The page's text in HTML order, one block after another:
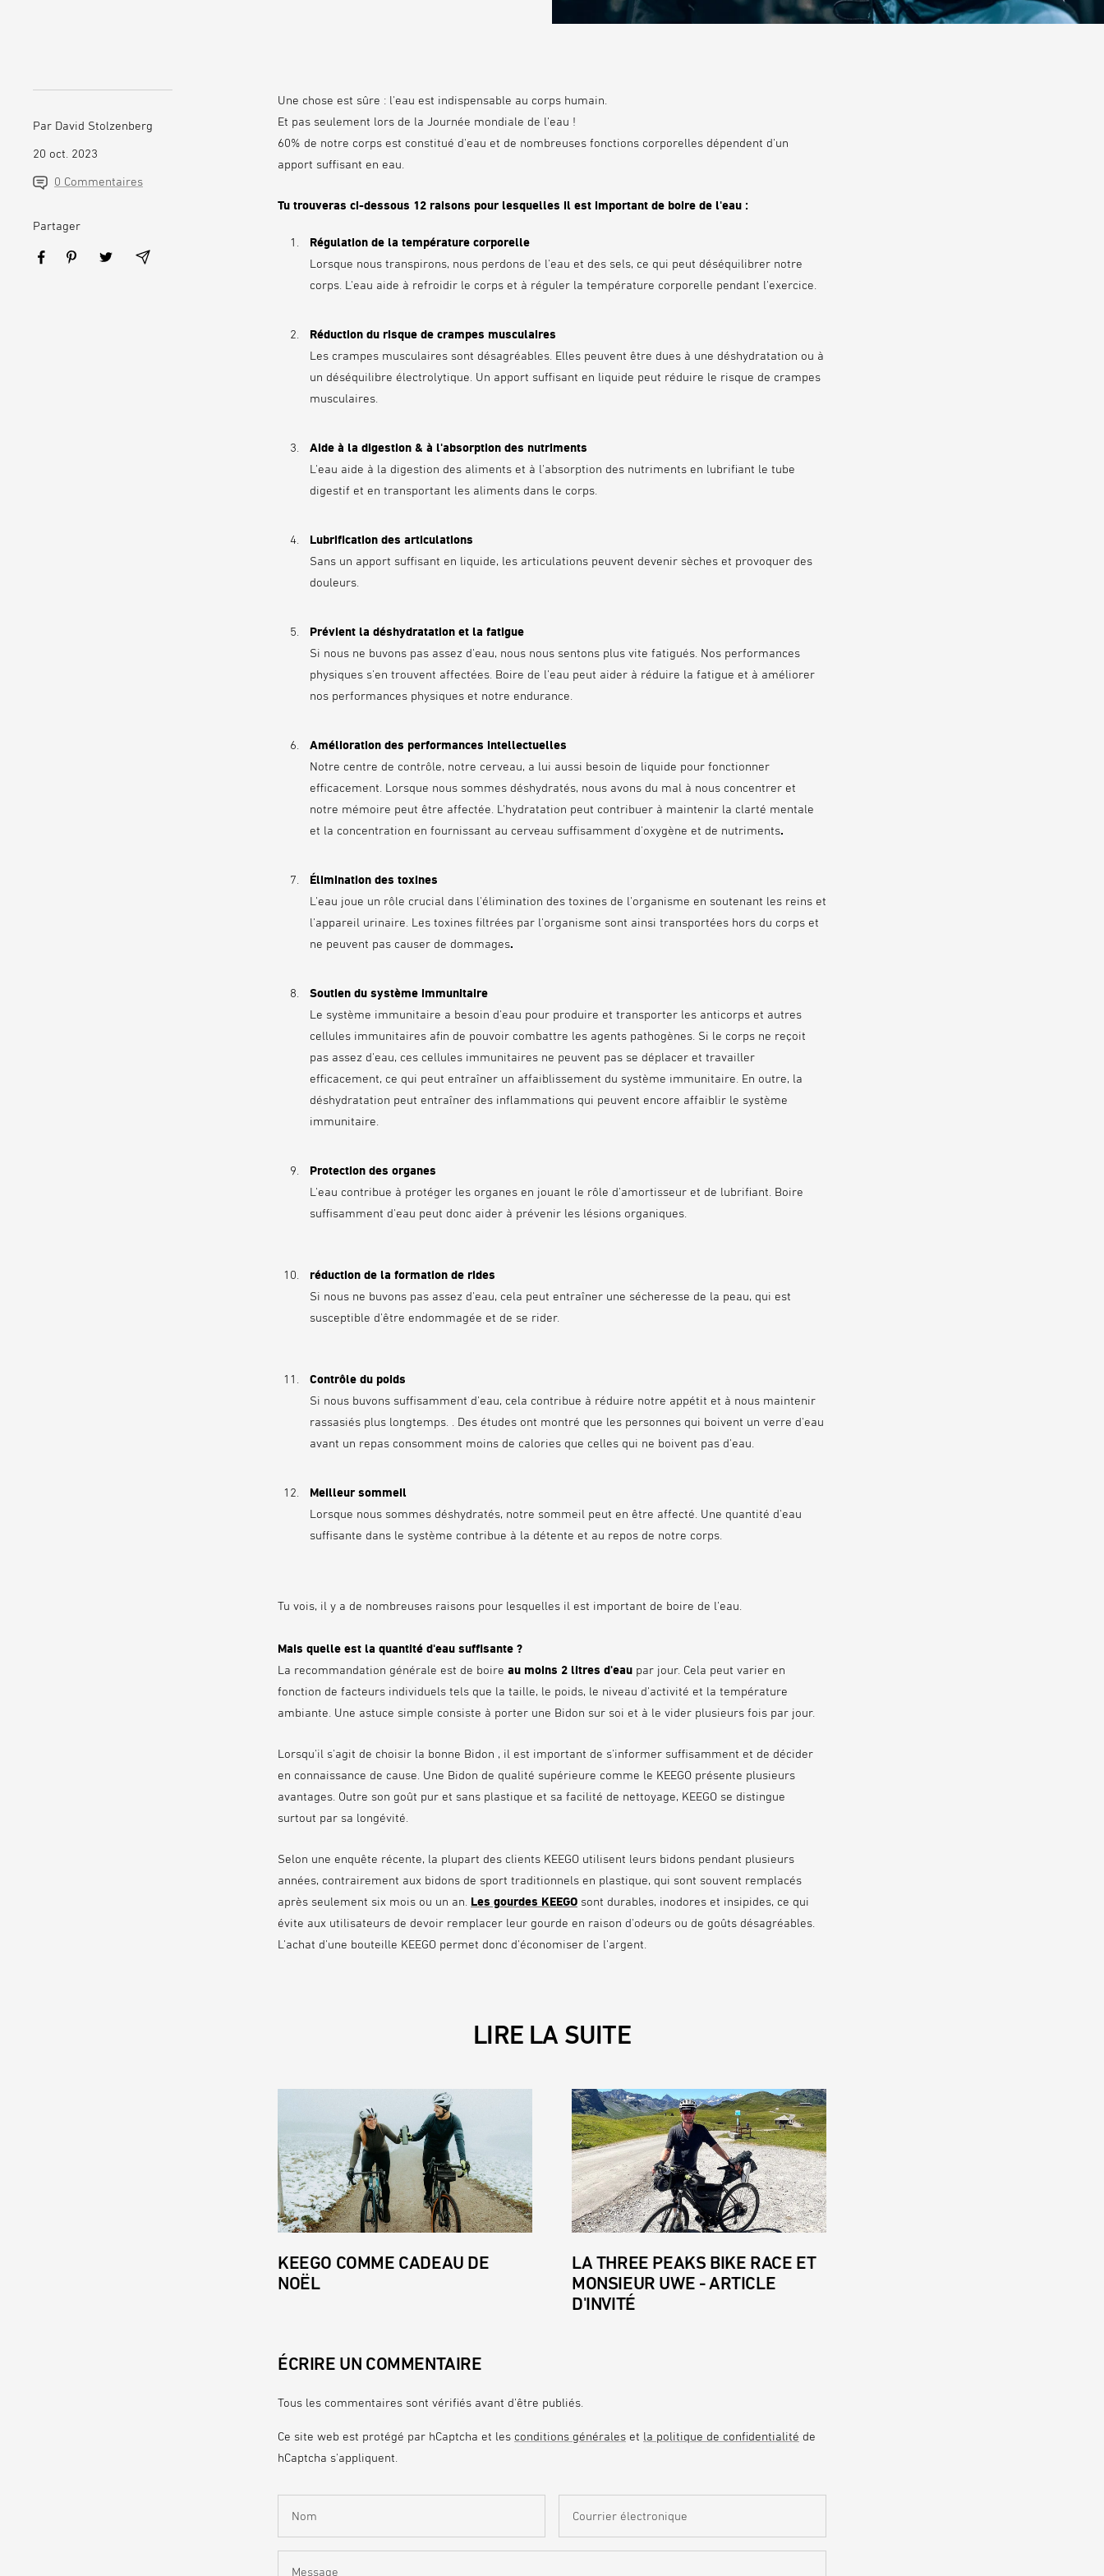
Par David Stolzenberg
20 oct. 2023
0 Commentaires
Partager
Une chose est sûre : l'eau est indispensable au corps humain.
Et pas seulement lors de la Journée mondiale de l'eau !
60% de notre corps est constitué d'eau et de nombreuses fonctions corporelles dépendent d'un
apport suffisant en eau.
Tu trouveras ci-dessous 12 raisons pour lesquelles il est important de boire de l'eau :
Régulation de la température corporelle
Lorsque nous transpirons, nous perdons de l'eau et des sels, ce qui peut déséquilibrer notre
corps. L'eau aide à refroidir le corps et à réguler la température corporelle pendant l'exercice.
Réduction du risque de crampes musculaires
Les crampes musculaires sont désagréables. Elles peuvent être dues à une déshydratation ou à
un déséquilibre électrolytique. Un apport suffisant en liquide peut réduire le risque de crampes
musculaires.
Aide à la digestion & à l'absorption des nutriments
L'eau aide à la digestion des aliments et à l'absorption des nutriments en lubrifiant le tube
digestif et en transportant les aliments dans le corps.
Lubrification des articulations
Sans un apport suffisant en liquide, les articulations peuvent devenir sèches et provoquer des
douleurs.
Prévient la déshydratation et la fatigue
Si nous ne buvons pas assez d'eau, nous nous sentons plus vite fatigués. Nos performances
physiques s'en trouvent affectées. Boire de l'eau peut aider à réduire la fatigue et à améliorer
nos performances physiques et notre endurance.
Amélioration des performances intellectuelles
Notre centre de contrôle, notre cerveau, a lui aussi besoin de liquide pour fonctionner
efficacement. Lorsque nous sommes déshydratés, nous avons du mal à nous concentrer et
notre mémoire peut être affectée. L'hydratation peut contribuer à maintenir la clarté mentale
et la concentration en fournissant au cerveau suffisamment d'oxygène et de nutriments.
Élimination des toxines
L'eau joue un rôle crucial dans l'élimination des toxines de l'organisme en soutenant les reins et
l'appareil urinaire. Les toxines filtrées par l'organisme sont ainsi transportées hors du corps et
ne peuvent pas causer de dommages.
Soutien du système immunitaire
Le système immunitaire a besoin d'eau pour produire et transporter les anticorps et autres
cellules immunitaires afin de pouvoir combattre les agents pathogènes. Si le corps ne reçoit
pas assez d'eau, ces cellules immunitaires ne peuvent pas se déplacer et travailler
efficacement, ce qui peut entraîner un affaiblissement du système immunitaire. En outre, la
déshydratation peut entraîner des inflammations qui peuvent encore affaiblir le système
immunitaire.
Protection des organes
L'eau contribue à protéger les organes en jouant le rôle d'amortisseur et de lubrifiant. Boire
suffisamment d'eau peut donc aider à prévenir les lésions organiques.
réduction de la formation de rides
Si nous ne buvons pas assez d'eau, cela peut entraîner une sécheresse de la peau, qui est
susceptible d'être endommagée et de se rider.
Contrôle du poids
Si nous buvons suffisamment d'eau, cela contribue à réduire notre appétit et à nous maintenir
rassasiés plus longtemps. . Des études ont montré que les personnes qui boivent un verre d'eau
avant un repas consomment moins de calories que celles qui ne boivent pas d'eau.
Meilleur sommeil
Lorsque nous sommes déshydratés, notre sommeil peut en être affecté. Une quantité d'eau
suffisante dans le système contribue à la détente et au repos de notre corps.
Tu vois, il y a de nombreuses raisons pour lesquelles il est important de boire de l'eau.
Mais quelle est la quantité d'eau suffisante ?
La recommandation générale est de boire au moins 2 litres d'eau par jour. Cela peut varier en
fonction de facteurs individuels tels que la taille, le poids, le niveau d'activité et la température
ambiante. Une astuce simple consiste à porter une Bidon sur soi et à le vider plusieurs fois par jour.
Lorsqu'il s'agit de choisir la bonne Bidon , il est important de s'informer suffisamment et de décider
en connaissance de cause. Une Bidon de qualité supérieure comme le KEEGO présente plusieurs
avantages. Outre son goût pur et sans plastique et sa facilité de nettoyage, KEEGO se distingue
surtout par sa longévité.
Selon une enquête récente, la plupart des clients KEEGO utilisent leurs bidons pendant plusieurs
années, contrairement aux bidons de sport traditionnels en plastique, qui sont souvent remplacés
après seulement six mois ou un an. Les gourdes KEEGO sont durables, inodores et insipides, ce qui
évite aux utilisateurs de devoir remplacer leur gourde en raison d'odeurs ou de goûts désagréables.
L'achat d'une bouteille KEEGO permet donc d'économiser de l'argent.
LIRE LA SUITE
KEEGO COMME CADEAU DE
NOËL
LA THREE PEAKS BIKE RACE ET
MONSIEUR UWE - ARTICLE
D'INVITÉ
ÉCRIRE UN COMMENTAIRE
Tous les commentaires sont vérifiés avant d'être publiés.
Ce site web est protégé par hCaptcha et les conditions générales et la politique de confidentialité de
hCaptcha s'appliquent.
Nom Courrier électronique
Message